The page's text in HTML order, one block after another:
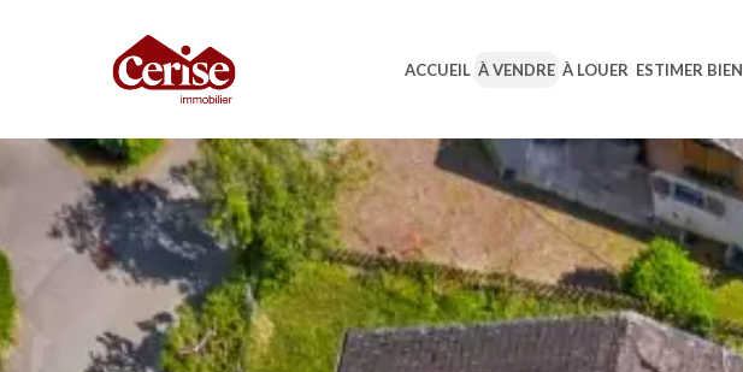
ACCUEIL À VENDRE À LOUER ESTIMER BIEN